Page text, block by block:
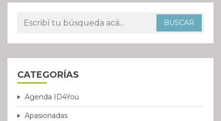
CATEGORÍAS
Agenda ID4You
Apasionadas